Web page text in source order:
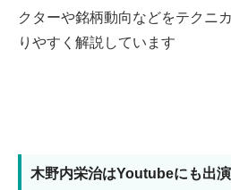
クターや銘柄動向などをテクニ
りやすく解説しています
木野内栄治はYoutubeにも出演